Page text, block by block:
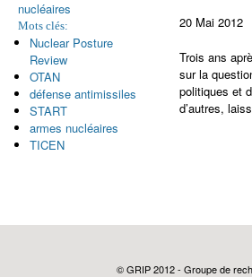
20 Mai 2012
Trois ans
sur la
politiques et
d’autres,
nucléaires
Mots clés:
Nuclear Posture
Review
OTAN
défense antimissiles
START
armes nucléaires
TICEN
© GRIP 2012 - Groupe de